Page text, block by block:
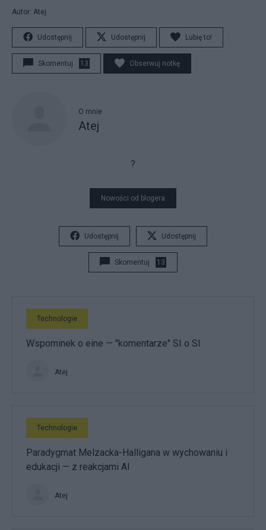
Autor: Atej
Udostępnij Udostępnij Lubię to!
Skomentuj 13 Obserwuj notkę
O mnie
Atej
?
Nowości od blogera
Udostępnij Udostępnij
Skomentuj 13
Technologie
Wspominek o eine — "komentarze" SI o SI
Atej
Technologie
Paradygmat Melzacka-Halligana w wychowaniu i
edukacji — z reakcjami AI
Atej